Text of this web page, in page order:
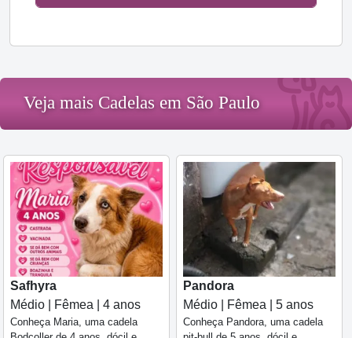
Veja mais Cadelas em São Paulo
Safhyra
Médio | Fêmea | 4 anos
Conheça Maria, uma cadela
Pandora
Médio | Fêmea | 5 anos
Conheça Pandora, uma cadela